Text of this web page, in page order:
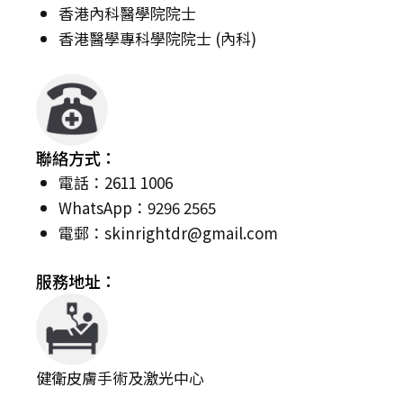
香港內科醫學院院士
香港醫學專科學院院士 (內科)
聯絡方式：
電話：2611 1006
WhatsApp：9296 2565
電郵： skinrightdr@gmail.com
服務地址：
健衛皮膚手術及激光中心